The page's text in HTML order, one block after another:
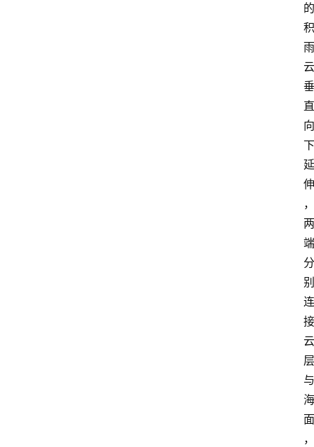
的
积
雨
云
垂
直
向
下
延
伸
，
两
端
分
别
连
接
云
层
与
海
面
，